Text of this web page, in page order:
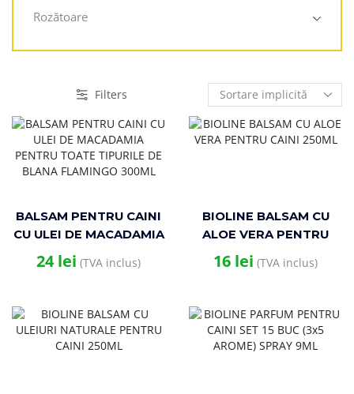
Filters
BALSAM PENTRU CAINI
CU ULEI DE MACADAMIA
PENTRU TOATE
TIPURILE DE BLANA
24lei (TVA inclus)
BIOLINE BALSAM CU
ALOE VERA PENTRU
CAINI 250ML
16 lei (TVA inclus)
Rozătoare